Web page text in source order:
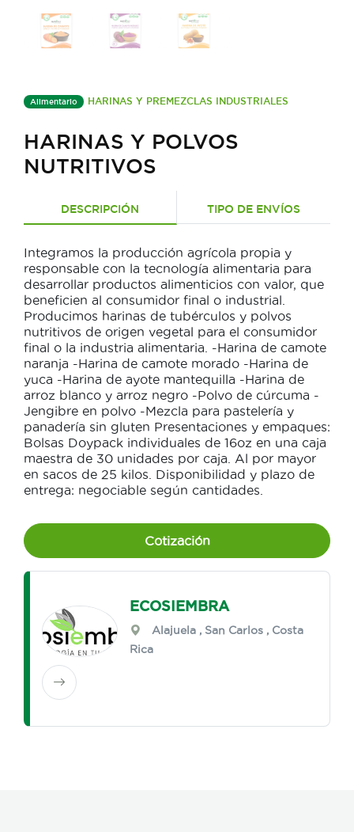
Alimentario HARINAS Y PREMEZCLAS INDUSTRIALES
HARINAS Y POLVOS
NUTRITIVOS
DESCRIPCIÓN TIPO DE ENVÍOS
Integramos la producción agrícola propia y
responsable con la tecnología alimentaria para
desarrollar productos alimenticios con valor, que
beneficien al consumidor final o industrial.
Producimos harinas de tubérculos y polvos
nutritivos de origen vegetal para el consumidor
final o la industria alimentaria. -Harina de camote
naranja -Harina de camote morado -Harina de
yuca -Harina de ayote mantequilla -Harina de
arroz blanco y arroz negro -Polvo de cúrcuma -
Jengibre en polvo -Mezcla para pastelería y
panadería sin gluten Presentaciones y empaques:
Bolsas Doypack individuales de 16oz en una caja
maestra de 30 unidades por caja. Al por mayor
en sacos de 25 kilos. Disponibilidad y plazo de
entrega: negociable según cantidades.
Cotización
ECOSIEMBRA
Alajuela , San Carlos , Costa
Rica